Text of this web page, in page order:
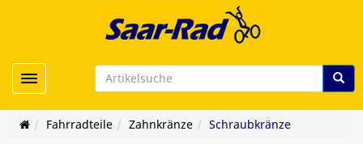
Toggle navigation
Fahrradteile Zahnkränze Schraubkränze